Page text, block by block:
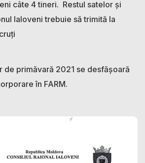
câte 4 tineri. Restul satelor și
Ialoveni trebuie să trimită la
de primăvară 2021 se desfășoară
în FARM.